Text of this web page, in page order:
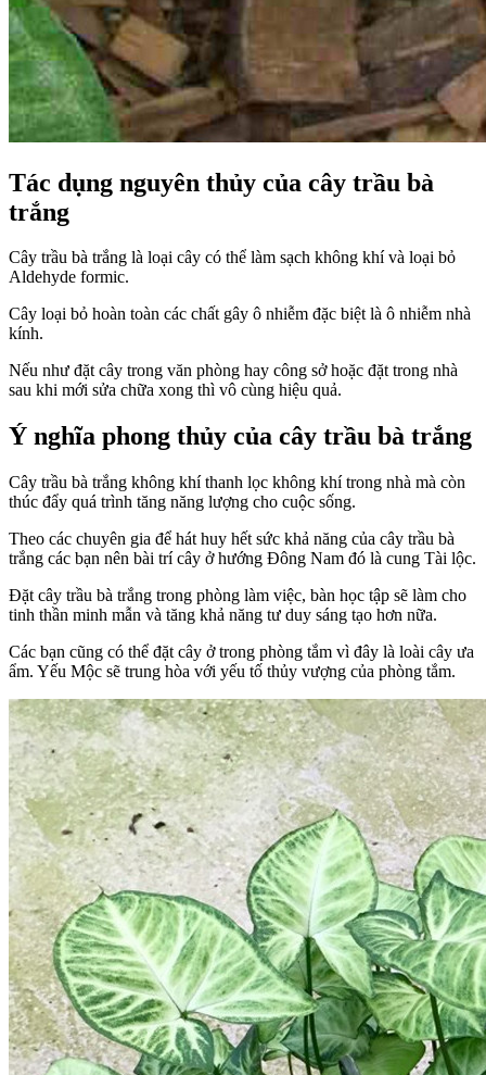
Tác dụng nguyên thủy của cây trầu bà
trắng
Cây trầu bà trắng là loại cây có thể làm sạch không khí và loại bỏ
Aldehyde formic.
Cây loại bỏ hoàn toàn các chất gây ô nhiễm đặc biệt là ô nhiễm nhà
kính.
Nếu như đặt cây trong văn phòng hay công sở hoặc đặt trong nhà
sau khi mới sửa chữa xong thì vô cùng hiệu quả.
Ý nghĩa phong thủy của cây trầu bà trắng
Cây trầu bà trắng không khí thanh lọc không khí trong nhà mà còn
thúc đẩy quá trình tăng năng lượng cho cuộc sống.
Theo các chuyên gia để hát huy hết sức khả năng của cây trầu bà
trắng các bạn nên bài trí cây ở hướng Đông Nam đó là cung Tài lộc.
Đặt cây trầu bà trắng trong phòng làm việc, bàn học tập sẽ làm cho
tinh thần minh mẫn và tăng khả năng tư duy sáng tạo hơn nữa.
Các bạn cũng có thể đặt cây ở trong phòng tắm vì đây là loài cây ưa
ẩm. Yếu Mộc sẽ trung hòa với yếu tố thủy vượng của phòng tắm.